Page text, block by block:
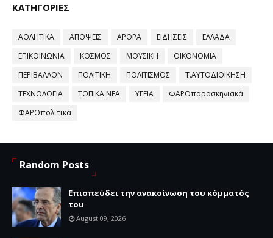
ΚΑΤΗΓΟΡΙΕΣ
ΑΘΛΗΤΙΚΑ ΑΠΟΨΕΙΣ ΑΡΘΡΑ ΕΙΔΗΣΕΙΣ
ΕΛΛΑΔΑ
ΕΠΙΚΟΙΝΩΝΙΑ
ΚΟΣΜΟΣ ΜΟΥΣΙΚΗ
ΟΙΚΟΝΟΜΙΑ
ΠΕΡΙΒΑΛΛΟΝ
ΠΟΛΙΤΙΚΗ ΠΟΛΙΤΙΣΜΌΣ
Τ.ΑΥΤΟΔΙΟΙΚΗΣΗ
ΤΕΧΝΟΛΟΓΙΑ
ΤΟΠΙΚΑ ΝΕΑ ΥΓΕΙΑ
ΦΑΡΟπαρασκηνιακά
ΦΑΡΟπολιτικά
Random Posts
Επισπεύδει την ανακοίνωση του κόμματός
του
August 09, 2026